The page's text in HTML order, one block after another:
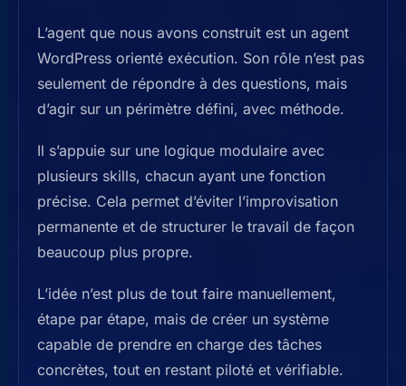
L’agent que nous avons construit est un agent
WordPress orienté exécution. Son rôle n’est pas
seulement de répondre à des questions, mais
d’agir sur un périmètre défini, avec méthode.
Il s’appuie sur une logique modulaire avec
plusieurs skills, chacun ayant une fonction
précise. Cela permet d’éviter l’improvisation
permanente et de structurer le travail de façon
beaucoup plus propre.
L’idée n’est plus de tout faire manuellement,
étape par étape, mais de créer un système
capable de prendre en charge des tâches
concrètes, tout en restant piloté et vérifiable.